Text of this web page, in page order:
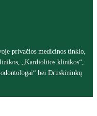
privačios medicinos tinklo,
„Kardiolitos klinikos“,
bei Druskininkų